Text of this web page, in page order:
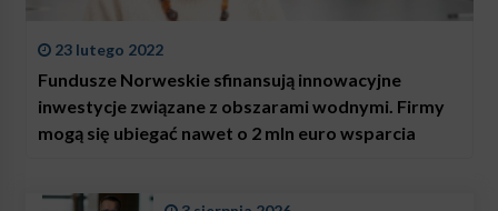
23 lutego 2022
Fundusze Norweskie sfinansują innowacyjne
inwestycje związane z obszarami wodnymi. Firmy
mogą się ubiegać nawet o 2 mln euro wsparcia